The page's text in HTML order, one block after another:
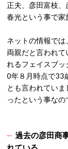
正夫、彦田富枝
春光という事で家
ネットの情報で
両親だと言われ
れるフェイスブ
0年８月時点で33
とも言われてい
ったという事なの
過去の彦田商